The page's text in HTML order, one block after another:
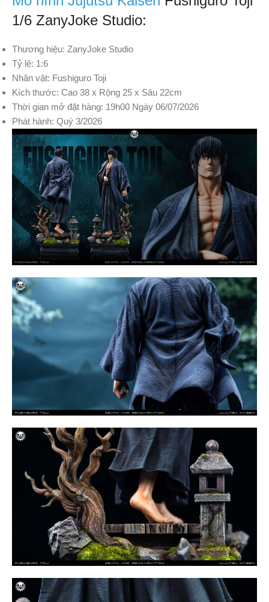
1/6 ZanyJoke Studio:
Thương hiệu: ZanyJoke Studio
Tỷ lệ: 1:6
Nhân vật: Fushiguro Toji
Kích thước: Cao 38 x Rộng 25 x Sâu 22cm
Thời gian mở đặt hàng: 19h00 Ngày 06/07/2026
Phát hành: Quý 3/2026